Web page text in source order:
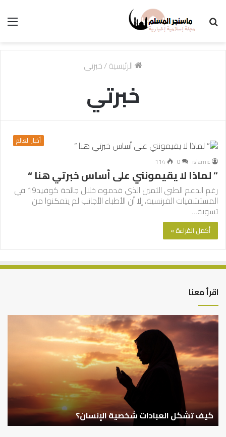
الرئيسية/خبرتي
خبرتي
أخبار العالم
islamic
0
114
” لماذا لا يقيمونني على أساس خبرتي هنا “
رغم الدعم الطبي الثمين الذي قدموه خلال جائحة كوفيد19 في
المستشفيات الفرنسية، إلا أن الأطباء الأجانب لم يتمكنوا من
تسوية…
أكمل القراءة »
اقرأ معنا
كيف
العبادات
شخصية
الإنسان؟
كيف تشكل العبادات شخصية الإنسان؟